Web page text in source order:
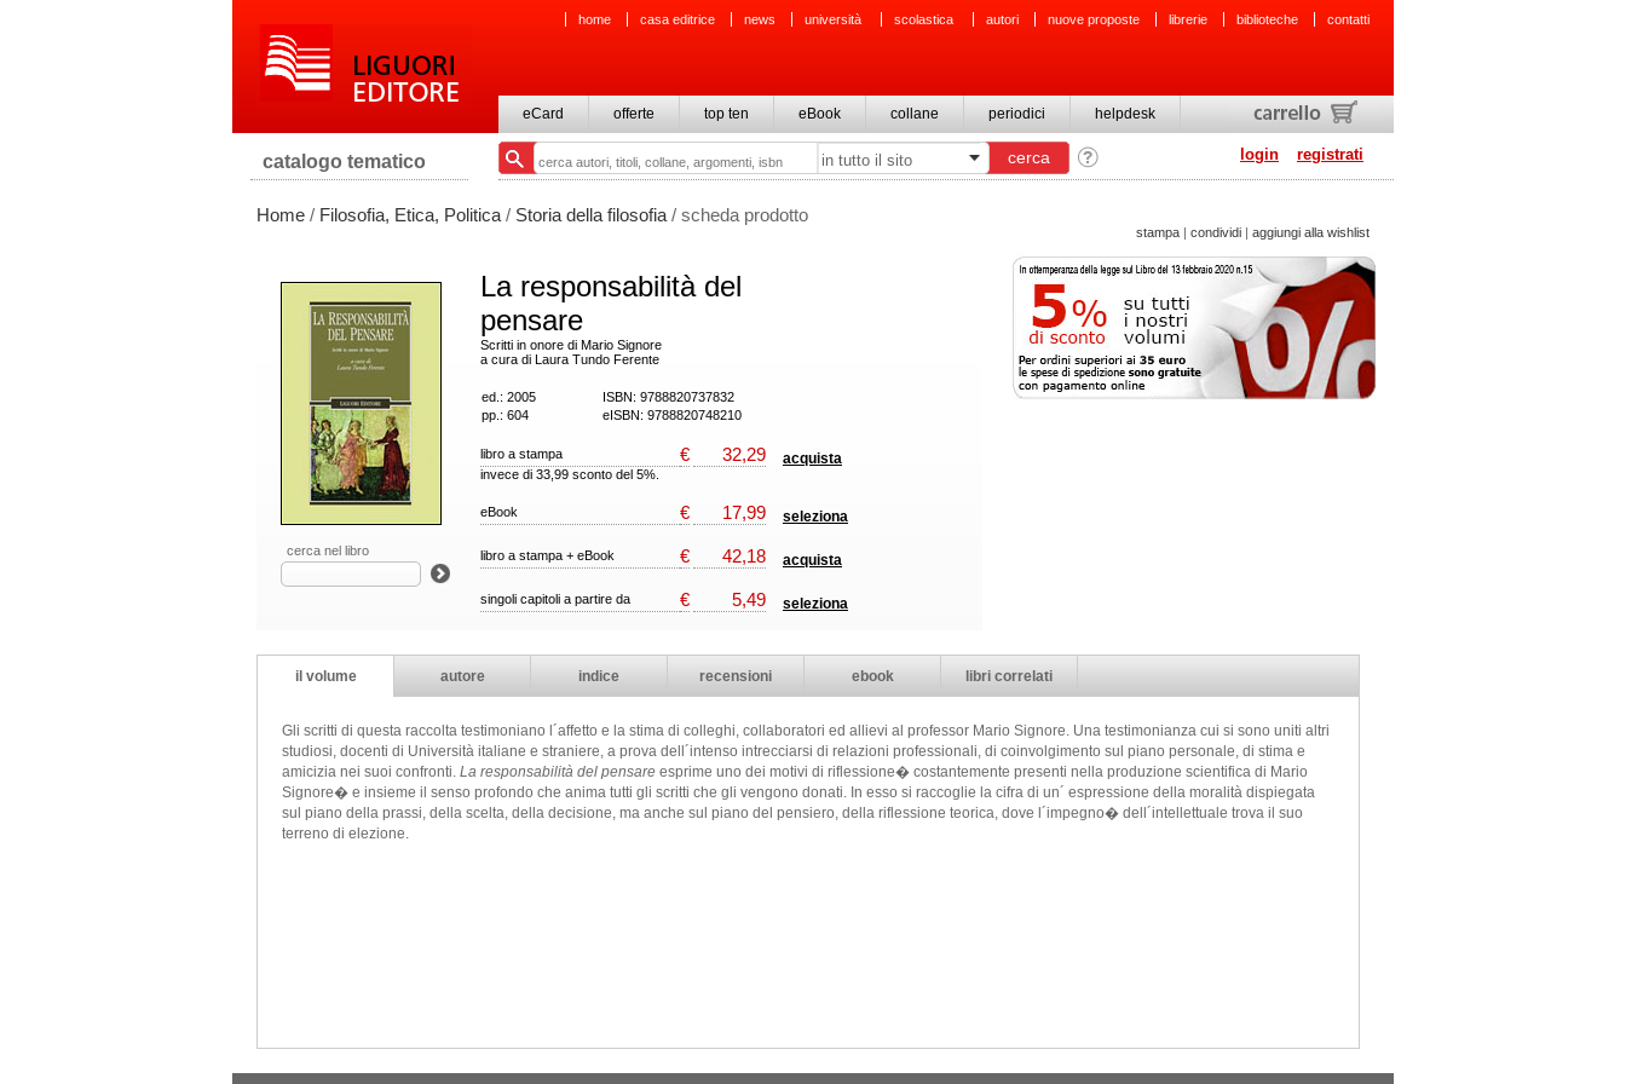
home casa editrice news università scolastica autori nuove proposte librerie biblioteche contatti
eCard offerte top ten eBook collane periodici helpdesk
login registrati
catalogo tematico
Home / Filosofia, Etica, Politica / Storia della filosofia / scheda prodotto
stampa | condividi | aggiungi alla wishlist
cerca nel libro
La responsabilità del
pensare
Scritti in onore di Mario Signore
a cura di Laura Tundo Ferente
ed.: 2005
ISBN: 9788820737832
pp.: 604
eISBN: 9788820748210
libro a stampa € 32,29 acquista
invece di 33,99 sconto del 5%.
eBook € 17,99 seleziona
libro a stampa + eBook € 42,18 acquista
singoli capitoli a partire da € 5,49 seleziona
il volume autore indice recensioni ebook libri correlati
Gli scritti di questa raccolta testimoniano l´affetto e la stima di colleghi, collaboratori ed allievi al professor Mario Signore. Una testimonianza cui si sono uniti altri
studiosi, docenti di Università italiane e straniere, a prova dell´intenso intrecciarsi di relazioni professionali, di coinvolgimento sul piano personale, di stima e
amicizia nei suoi confronti. La responsabilità del pensare esprime uno dei motivi di riflessione� costantemente presenti nella produzione scientifica di Mario
Signore� e insieme il senso profondo che anima tutti gli scritti che gli vengono donati. In esso si raccoglie la cifra di un´ espressione della moralità dispiegata
sul piano della prassi, della scelta, della decisione, ma anche sul piano del pensiero, della riflessione teorica, dove l´impegno� dell´intellettuale trova il suo
terreno di elezione.